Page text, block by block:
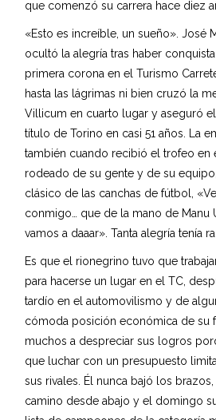
que comenzó su carrera hace diez
«Esto es increíble, un sueño». José
ocultó la alegría tras haber
primera corona en el Turismo
hasta las lágrimas ni bien cruzó la
Villicum en cuarto lugar y aseguró
título de Torino en casi 51 años. La
también cuando recibió el trofeo en
rodeado de su gente y de su
clásico de las canchas de fútbol,
conmigo… que de la mano de Manu
vamos a daaar». Tanta alegría tenía
Es que el rionegrino tuvo que
para hacerse un lugar en el TC,
tardío en el automovilismo y de
cómoda posición económica de su
muchos a despreciar sus logros
que luchar con un presupuesto
sus rivales. Él nunca bajó los
camino desde abajo y el domingo